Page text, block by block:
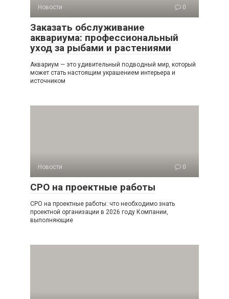
Новости 0
Заказать обслуживание
аквариума: профессиональный
уход за рыбами и растениями
Аквариум — это удивительный подводный мир, который
может стать настоящим украшением интерьера и
источником
Новости 0
СРО на проектные работы
СРО на проектные работы: что необходимо знать
проектной организации в 2026 году Компании,
выполняющие